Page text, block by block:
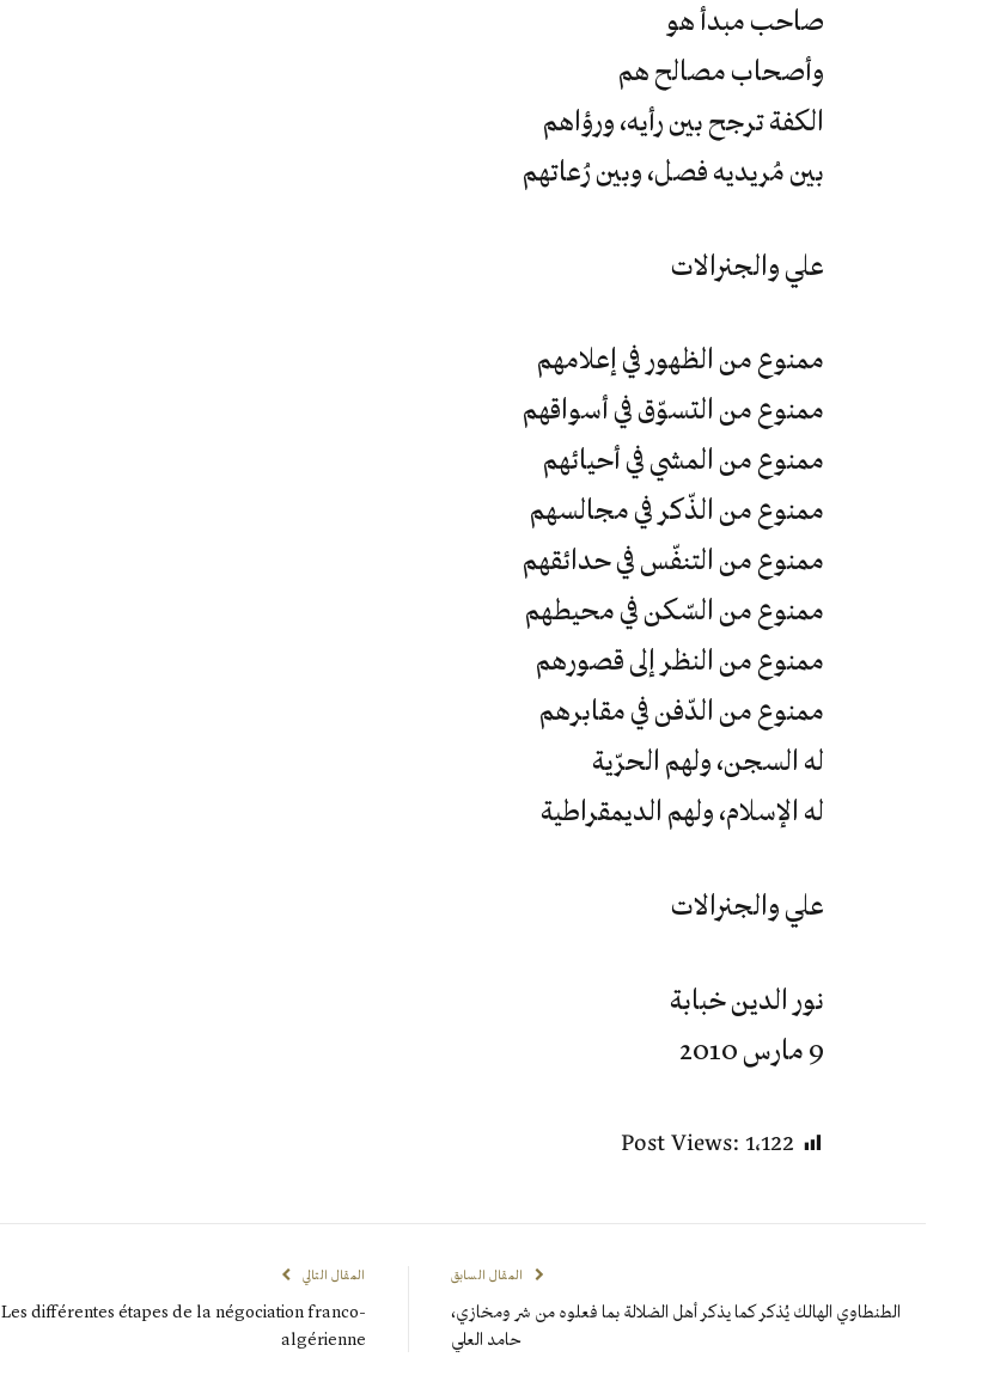
صاحب مبدأ هو
وأصحاب مصالح هم
الكفة ترجح بين رأيه، ورؤاهم
بين مُريديه فصل، وبين رُعاتهم
علي والجنرالات
ممنوع من الظهور في إعلامهم
ممنوع من التسوّق في أسواقهم
ممنوع من المشي في أحيائهم
ممنوع من الذّكر في مجالسهم
ممنوع من التنفّس في حدائقهم
ممنوع من السّكن في محيطهم
ممنوع من النظر إلى قصورهم
ممنوع من الدّفن في مقابرهم
له السجن، ولهم الحرّية
له الإسلام، ولهم الديمقراطية
علي والجنرالات
نور الدين خبابة
9 مارس 2010
Post Views:1٬122
المقال السابق
الطنطاوي الهالك يُذكر كما يذكر أهل الضلالة بما فعلوه من شر ومخازي،
حامد العلي
المقال التالي
Les différentes étapes de la négociation franco-
algérienne